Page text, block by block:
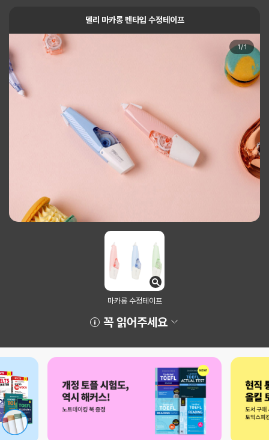
델리 마카롱 펜타입 수정테이프
1/1
마카롱 수정테이프
꼭 읽어주세요